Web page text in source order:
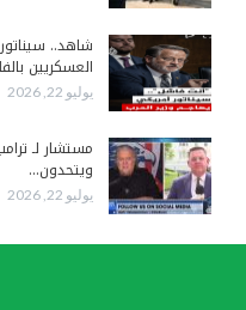
شاهد..
العسكريين
يوليو 22, 2026
مستشار لـ
ويتحدون…
يوليو 22, 2026